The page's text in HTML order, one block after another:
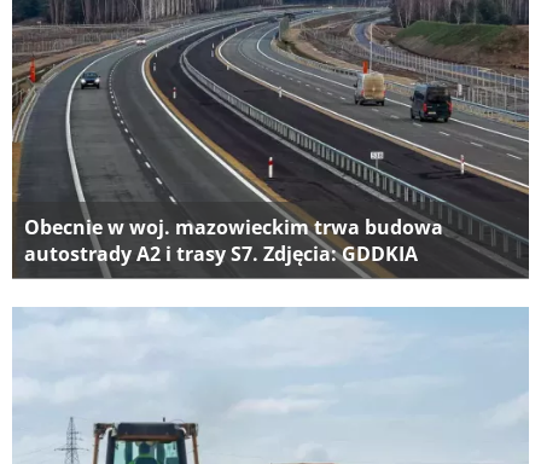
Obecnie w woj. mazowieckim trwa budowa
autostrady A2 i trasy S7. Zdjęcia: GDDKIA